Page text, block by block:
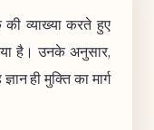
व्याख्या करते हुए
है। उनके अनुसार,
ही मुक्ति का मार्ग